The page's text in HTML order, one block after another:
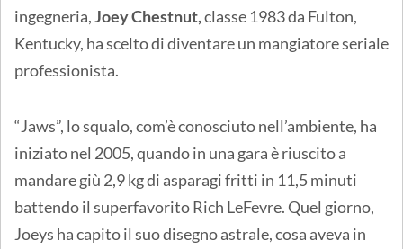
ingegneria,Joey Chestnut,classe 1983 da Fulton,
Kentucky, ha scelto di diventare un mangiatore seriale
professionista.
“Jaws”, lo squalo, com’è conosciuto nell’ambiente, ha
iniziato nel 2005, quando in una gara è riuscito a
mandare giù 2,9 kg di asparagi fritti in 11,5 minuti
battendo il superfavorito Rich LeFevre. Quel giorno,
Joeys ha capito il suo disegno astrale, cosa aveva in